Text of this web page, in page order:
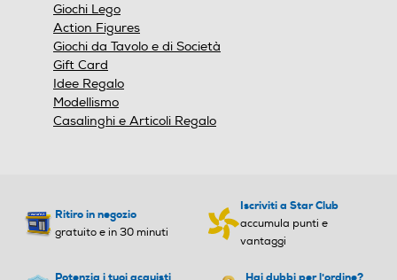
Giochi Lego
Action Figures
Giochi da Tavolo e di Società
Gift Card
Idee Regalo
Modellismo
Casalinghi e Articoli Regalo
Ritiro in negozio
gratuito e in 30 minuti
Iscriviti a Star Club
accumula punti e
vantaggi
Potenzia i tuoi acquisti Hai dubbi per l'ordine?